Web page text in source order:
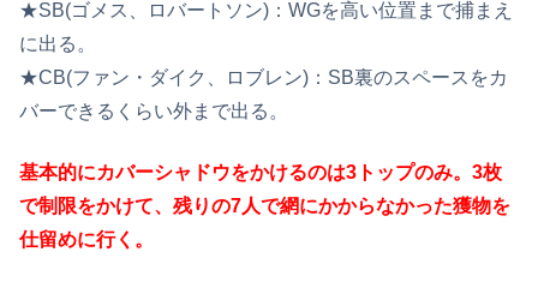
★SB(ゴメス、ロバートソン)：WGを高い位置まで捕まえ
に出る。
★CB(ファン・ダイク、ロブレン)：SB裏のスペースをカ
バーできるくらい外まで出る。
基本的にカバーシャドウをかけるのは3トップのみ。3枚
で制限をかけて、残りの7人で網にかからなかった獲物を
仕留めに行く。